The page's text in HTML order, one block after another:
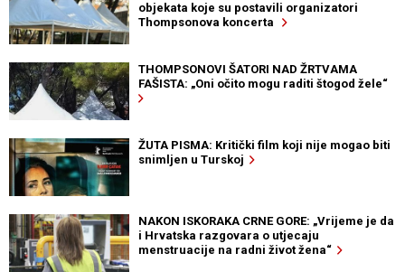
objekata koje su postavili organizatori
Thompsonova koncerta
THOMPSONOVI ŠATORI NAD ŽRTVAMA
FAŠISTA: „Oni očito mogu raditi štogod žele“
ŽUTA PISMA: Kritički film koji nije mogao biti
snimljen u Turskoj
NAKON ISKORAKA CRNE GORE: „Vrijeme je da
i Hrvatska razgovara o utjecaju
menstruacije na radni život žena“